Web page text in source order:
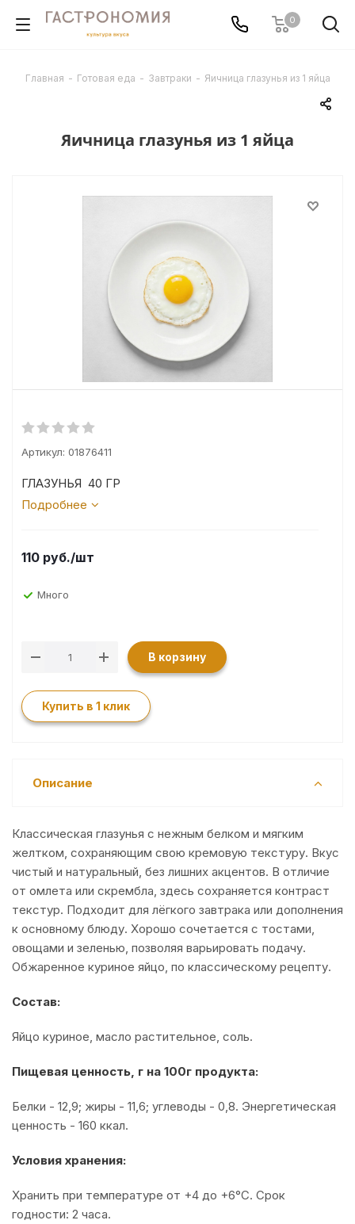
0
Главная - Готовая еда - Завтраки - Яичница глазунья из 1 яйца
Яичница глазунья из 1 яйца
Артикул: 01876411
ГЛАЗУНЬЯ 40 ГР
Подробнее
110 руб./шт
Много
В корзину
Купить в 1 клик
Описание
Классическая глазунья с нежным белком и мягким
желтком, сохраняющим свою кремовую текстуру. Вкус
чистый и натуральный, без лишних акцентов. В отличие
от омлета или скрембла, здесь сохраняется контраст
текстур. Подходит для лёгкого завтрака или дополнения
к основному блюду. Хорошо сочетается с тостами,
овощами и зеленью, позволяя варьировать подачу.
Обжаренное куриное яйцо, по классическому рецепту.
Состав:
Яйцо куриное, масло растительное, соль.
Пищевая ценность, г на 100г продукта:
Белки - 12,9; жиры - 11,6; углеводы - 0,8. Энергетическая
ценность - 160 ккал.
Условия хранения:
Хранить при температуре от +4 до +6°С. Срок
годности: 2 часа.